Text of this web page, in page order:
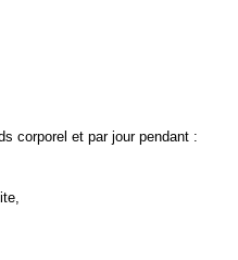
corporel et par jour pendant :